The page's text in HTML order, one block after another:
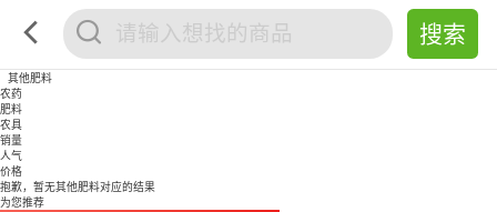
其他肥料
农药
肥料
农具
销量
人气
价格
抱歉，暂无其他肥料对应的结果
为您推荐